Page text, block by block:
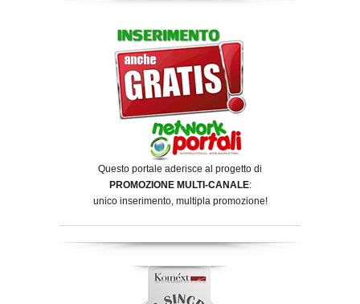
Questo portale aderisce al progetto di
PROMOZIONE MULTI-CANALE:
unico inserimento, multipla promozione!